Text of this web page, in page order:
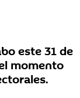
este 31 de
momento